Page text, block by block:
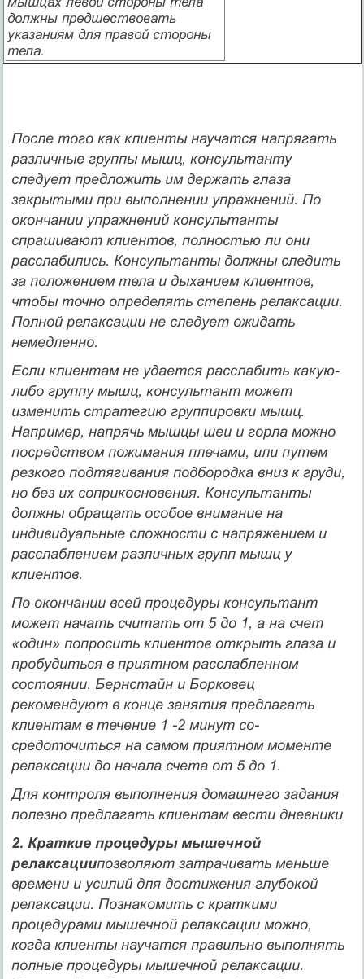
должны предшествовать
указаниям для правой стороны
тела.
После того как клиенты научатся напрягать
различные группы мышц, консультанту
следует предложить им держать глаза
закрытыми при выполнении упражнений. По
окончании упражнений консультанты
спрашивают клиентов, полностью ли они
расслабились. Консультанты должны следить
за положением тела и дыханием клиентов,
чтобы точно определять степень релаксации.
Полной релаксации не следует ожидать
немедленно.
Если клиентам не удается расслабить какую-
либо группу мышц, консультант может
изменить страте­гию группировки мышц.
Например, напрячь мышцы шеи и горла можно
посредством пожимания плечами, или путем
резкого подтягивания подбородка вниз к груди,
но без их соприкосновения. Консультанты
должны обращать особое внимание на
индивидуальные сложности с напря­жением и
расслаблением различных групп мышц у
клиентов.
По окончании всей процедуры консультант
может начать считать от 5 до 1, а на счет
«один» попросить клиентов открыть глаза и
пробудиться в приятном расслабленном
состоянии. Бернстайн и Борковец
рекомендуют в конце занятия предлагать
клиентам в течение 1 -2 минут со­
средоточиться на самом приятном моменте
релаксации до начала счета от 5 до 1.
Для контроля выпол­нения домашнего задания
полезно предлагать клиентам вести дневники
2. Краткие процедуры мышечной
релаксациипозволяют затрачивать меньше
времени и усилий для достижения глубокой
релаксации. Познакомить с краткими
процедура­ми мышечной релаксации можно,
когда клиенты научатся правильно выполнять
полные процедуры мышечной релак­сации.